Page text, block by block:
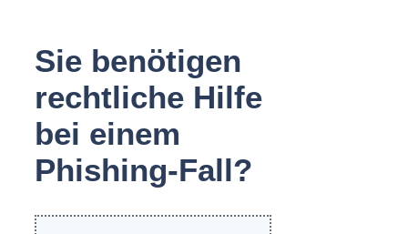
Sie benötigen
rechtliche Hilfe
bei einem
Phishing-Fall?